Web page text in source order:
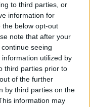
to third parties, or
information for
the below opt-out
note that after your
seeing
utilized by
third parties prior to
of the further
by third parties on the
information may
üzemben tartható